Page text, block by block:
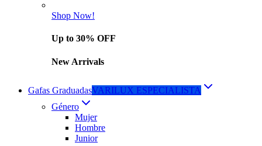
Shop Now!
Up to 30% OFF
New Arrivals
Gafas GraduadasVARILUX ESPECIALISTA
Género
Mujer
Hombre
Junior